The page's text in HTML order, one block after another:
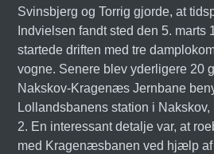
Svinsbjerg og Torrig gjorde, at
Indvielsen fandt sted den 5. marts
startede driften med tre
vogne. Senere blev yderligere 20
Nakskov-Kragenæs Jernbane
Lollandsbanens station i
2. En interessant detalje var, at
med Kragenæsbanen ved hjælp af